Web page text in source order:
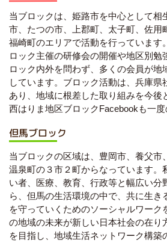
当ブロックは、姫路市を中心として相
市、たつの市、上郡町、太子町、佐用
福崎町のエリアで活動を行っています
ロック主催の研修会の開催や地区別勉
ロック内外を問わず、多くの会員が地
しています。ブロック活動は、兵庫県
あり、地域に根差した取り組みを今後
西はりま地区ブロックFacebookも一度
但馬ブロック
当ブロックの区域は、豊岡市、養父市
温泉町の３市２町からなっています。
い者、医療、教育、行政等と幅広い分
ら、但馬の生活環境の中で、共に生き
を守っていくためのソーシャルワーク
の地域の未来が新しい日本社会の在り
を目指し、地域生活ネットワーク構築